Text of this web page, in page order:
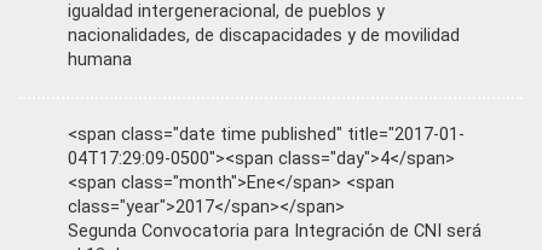
igualdad intergeneracional, de pueblos y
nacionalidades, de discapacidades y de movilidad
humana
<span class="date time published" title="2017-01-
04T17:29:09-0500"><span class="day">4</span>
<span class="month">Ene</span> <span
class="year">2017</span></span>
Segunda Convocatoria para Integración de CNI será